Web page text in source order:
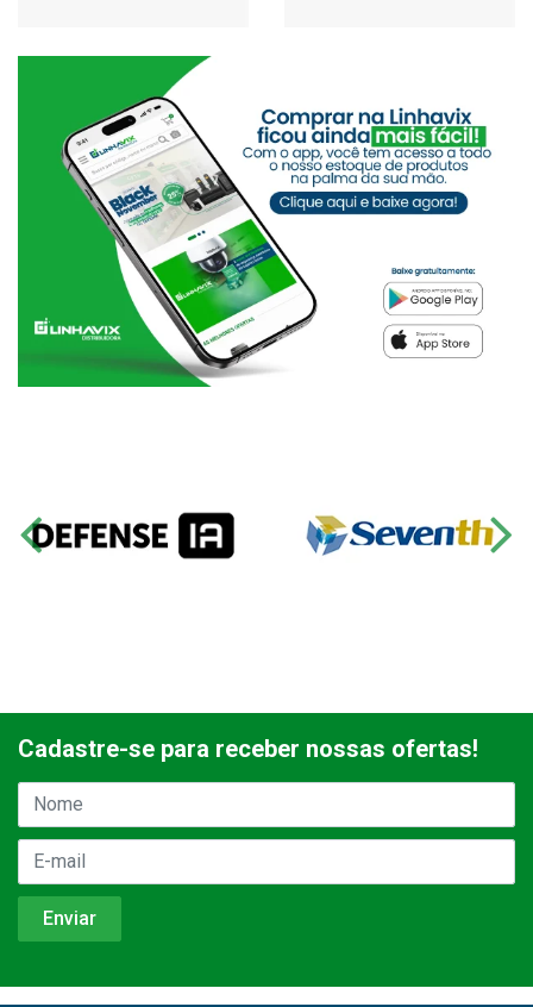
Cadastre-se para receber nossas ofertas!